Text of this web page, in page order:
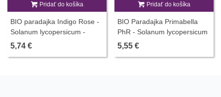
Pridať do košíka
BIO paradajka Indigo Rose -
Solanum lycopersicum -
predaj bio semien - 7 ks
5,74 €
Pridať do košíka
BIO Paradajka Primabella
PhR - Solanum lycopersicum
- predaj bio semien - 8 ks
5,55 €